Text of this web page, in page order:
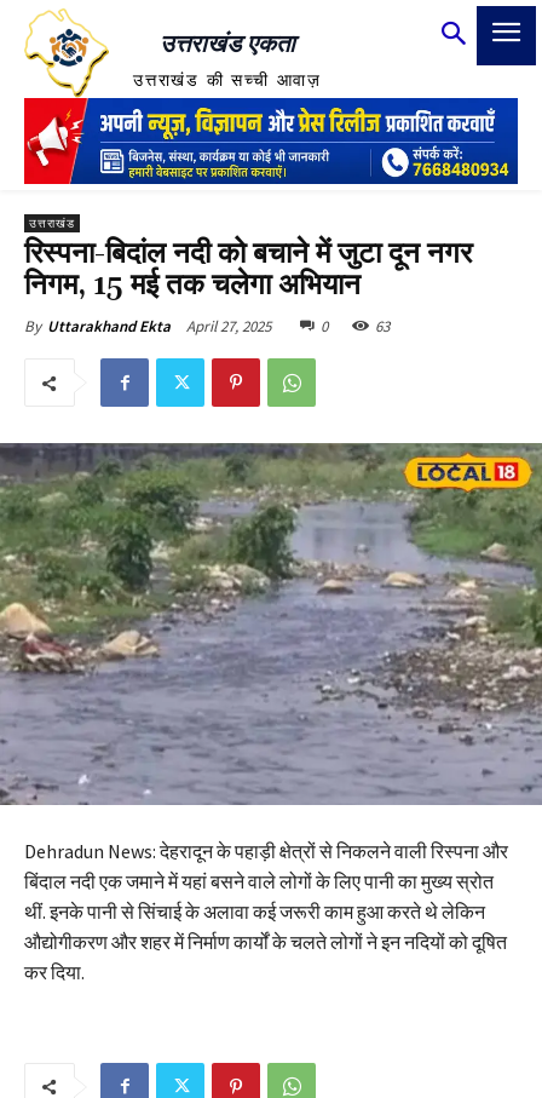
उत्तराखंड एकता
उत्तराखंड की सच्ची आवाज़
उत्तराखंड
रिस्पना-बिदांल नदी को बचाने में जुटा दून नगर
निगम, 15 मई तक चलेगा अभियान
By Uttarakhand Ekta April 27, 2025 0 63
Dehradun News: देहरादून के पहाड़ी क्षेत्रों से निकलने वाली रिस्पना और
बिंदाल नदी एक जमाने में यहां बसने वाले लोगों के लिए पानी का मुख्य स्रोत
थीं. इनके पानी से सिंचाई के अलावा कई जरूरी काम हुआ करते थे लेकिन
औद्योगीकरण और शहर में निर्माण कार्यों के चलते लोगों ने इन नदियों को दूषित
कर दिया.